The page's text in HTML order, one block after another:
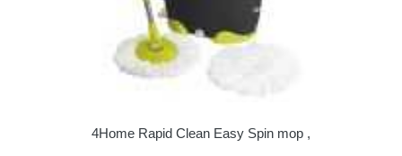
4Home Rapid Clean Easy Spin mop ,